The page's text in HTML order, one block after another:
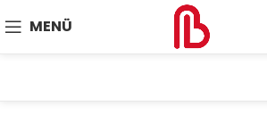
MENÜ